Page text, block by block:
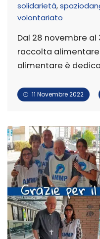
solidarietà,
volontariato
Dal 28 novembre
raccolta alimentare
alimentare è
11 Novembre 2022